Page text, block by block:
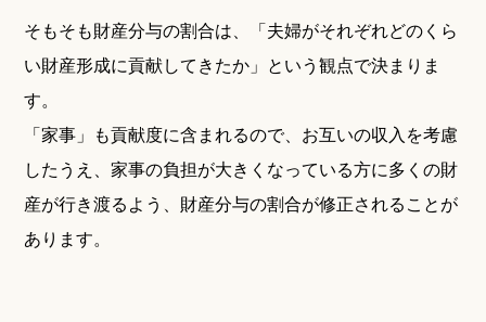
そもそも財産分与の割合は、「夫婦がそれぞれどのくら
い財産形成に貢献してきたか」という観点で決まりま
す。
「家事」も貢献度に含まれるので、お互いの収入を考慮
したうえ、家事の負担が大きくなっている方に多くの財
産が行き渡るよう、財産分与の割合が修正されることが
あります。